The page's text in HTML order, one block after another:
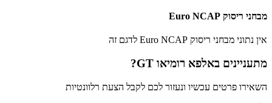
מבחני ריסוק Euro NCAP
אין נתוני מבחני ריסוק Euro NCAP לדגם זה
מתעניינים באלפא רומיאו GT ?
השאירו פרטים עכשיו ונעזור לכם לקבל הצעת רלוונטיות